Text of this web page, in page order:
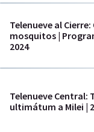
Telenueve al
mosquitos |
2024
Telenueve Central:
ultimátum a Milei |